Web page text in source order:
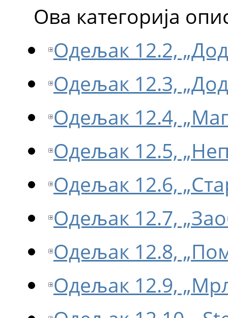
Ова категорија
Одељак 12.2,
Одељак 12.3,
Одељак 12.4,
Одељак 12.5,
Одељак 12.6,
Одељак 12.7,
Одељак 12.8,
Одељак 12.9,